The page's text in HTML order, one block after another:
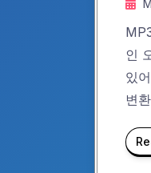
인
있
변